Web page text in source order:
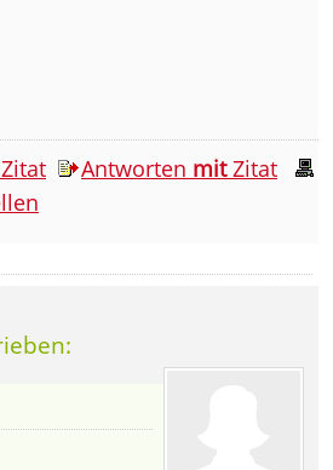
Zitat Antworten mitZitat